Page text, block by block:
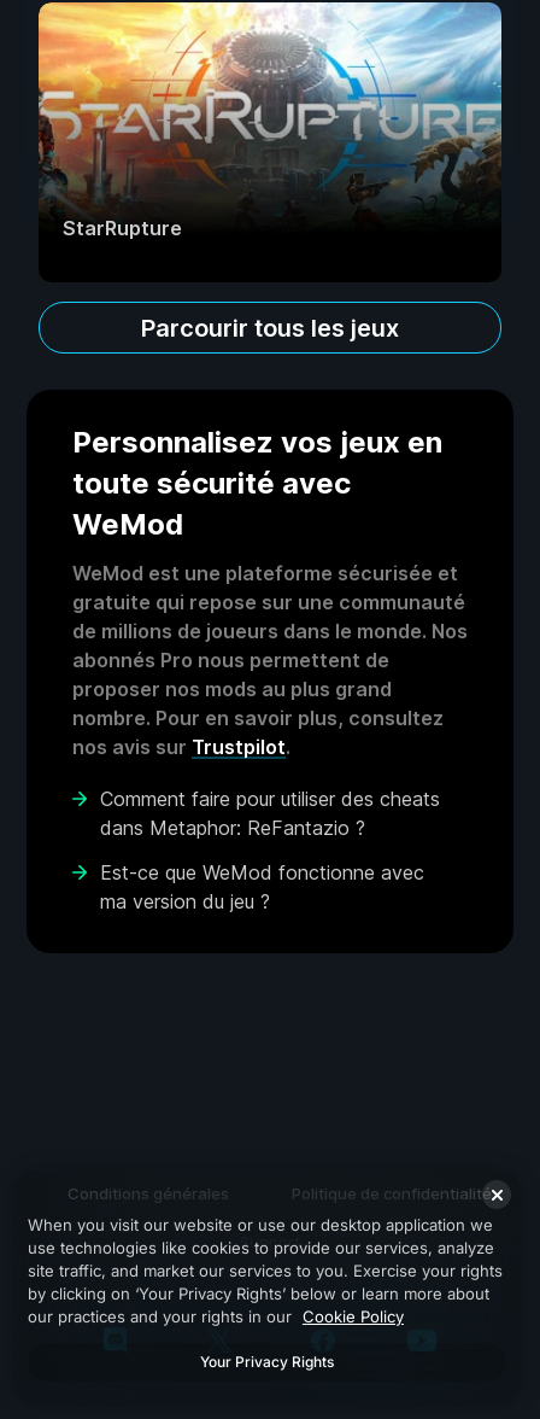
StarRupture
Parcourir tous les jeux
Personnalisez vos jeux en
toute sécurité avec
WeMod
WeMod est une plateforme sécurisée et
gratuite qui repose sur une communauté
de millions de joueurs dans le monde. Nos
abonnés Pro nous permettent de
proposer nos mods au plus grand
nombre. Pour en savoir plus, consultez
nos avis sur Trustpilot.
Comment faire pour utiliser des cheats
dans Metaphor: ReFantazio ?
Est-ce que WeMod fonctionne avec
ma version du jeu ?
Conditions générales Politique de confidentialité
Support
When you visit our website or use our desktop application we
use technologies like cookies to provide our services, analyze
site traffic, and market our services to you. Exercise your rights
by clicking on ‘Your Privacy Rights’ below or learn more about
our practices and your rights in our Cookie Policy
Your Privacy Rights